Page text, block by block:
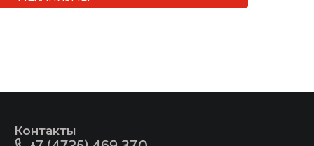
22294686-2012].pdf
ДС № 032 на клапан отсечной
IV. Газель (до 1,5 тонн)
Контакты